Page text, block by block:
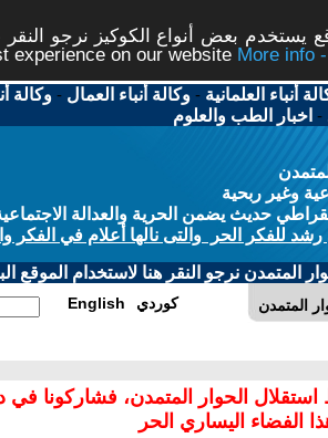
يستخدم بعض أنواع الكوكيز نرجو
experience on our website
أنباء العلمانية -وكالة أنباء العمال -وكالة
- اخبار الطب والعلوم
وغير ربحية
حديث يضمن الحرية والعدالة
للفكر الحر والتى نالها أعلام في الفكر
المتمدن نرجو النقر هنا لاستخدام الموقع
المتمدن English كوردي
استقلال الحوار المتمدن، فشاركونا في
الفضاء اليساري الحر